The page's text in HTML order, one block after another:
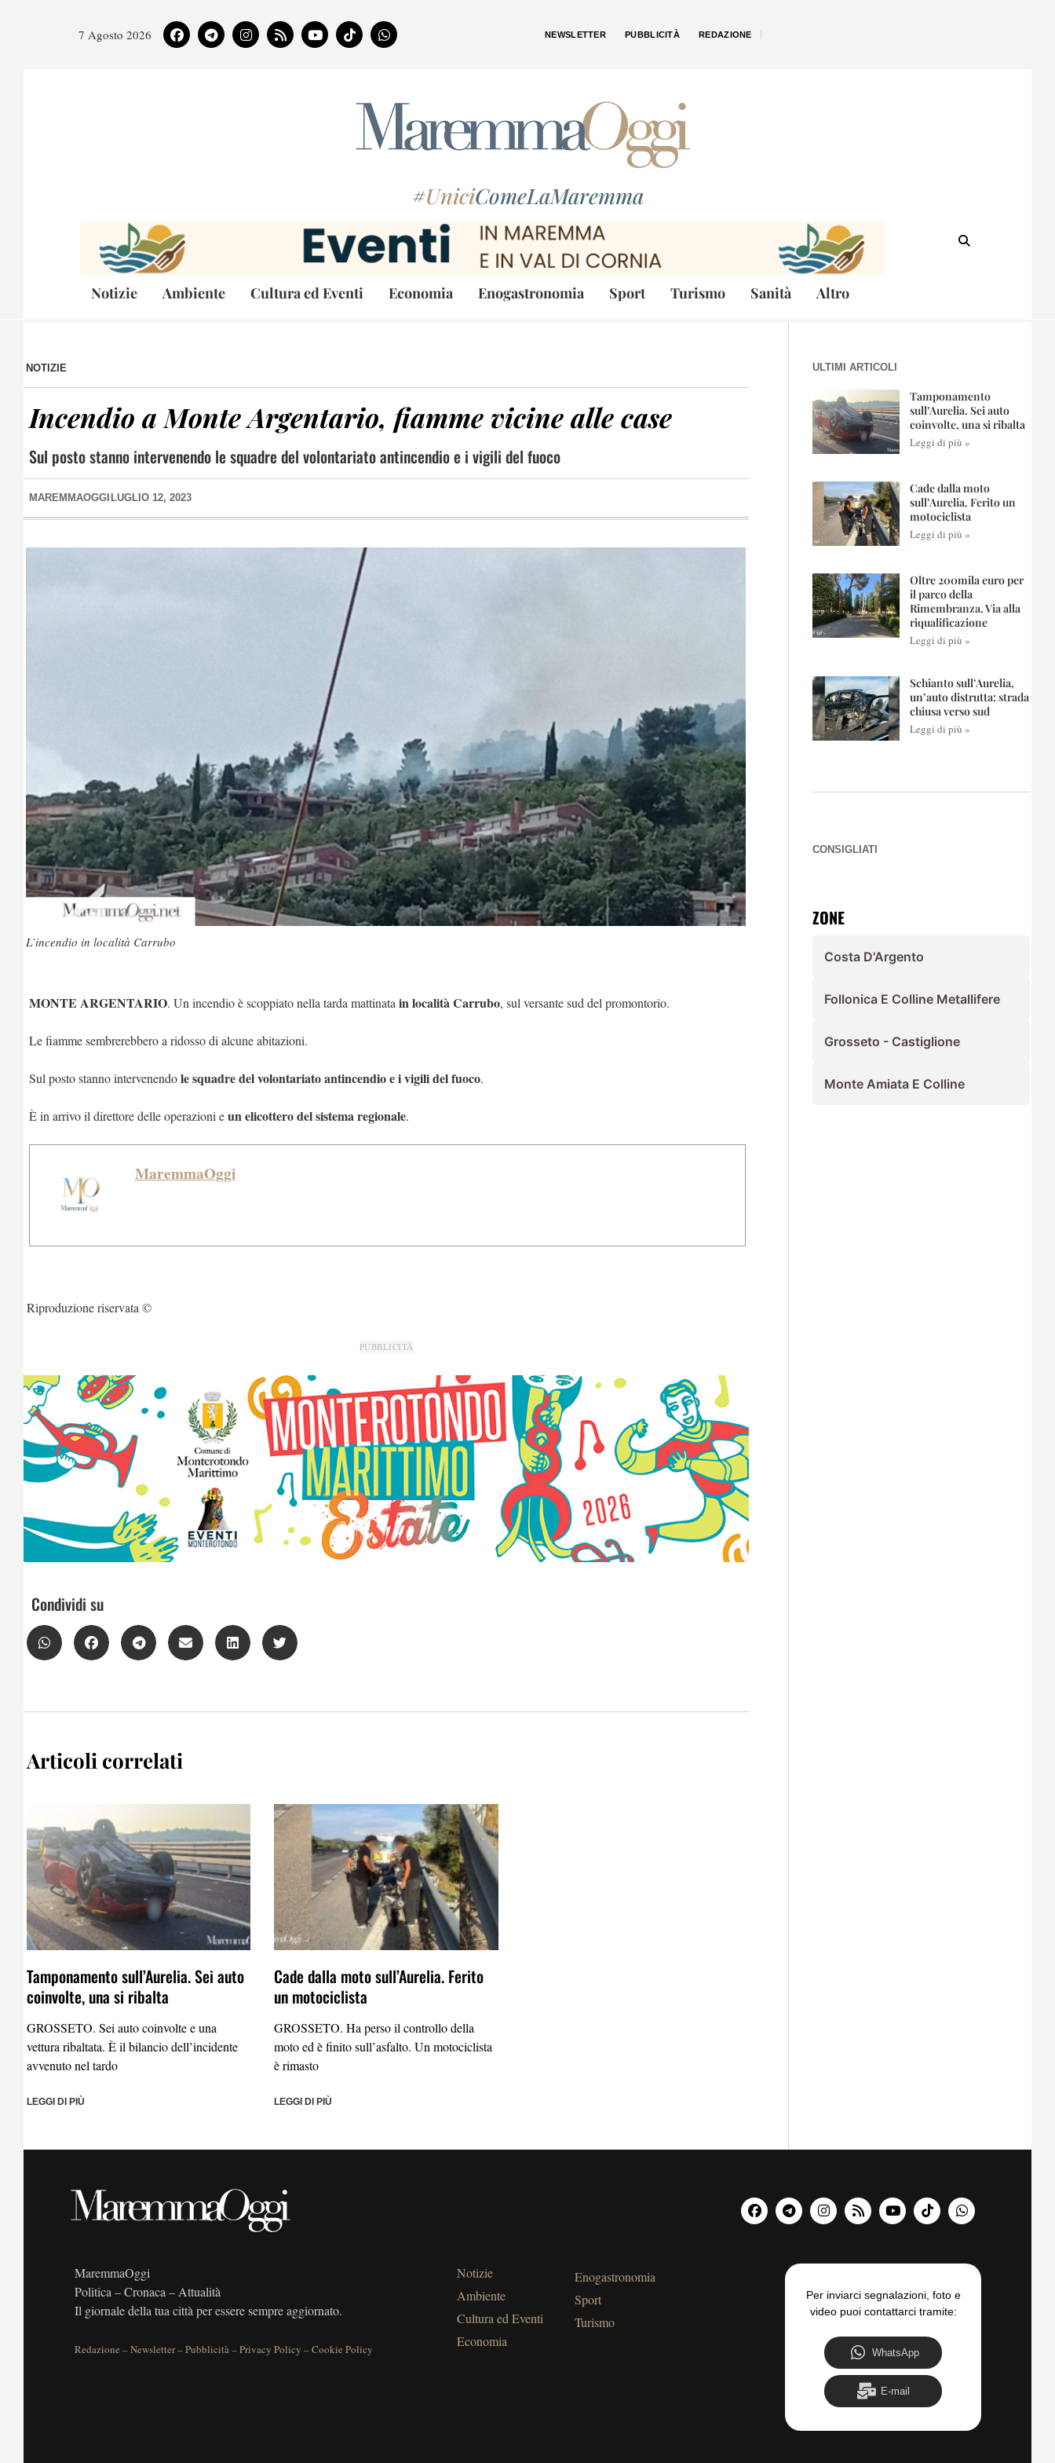
7 Agosto 2026 NEWSLETTER PUBBLICITÀ REDAZIONE
#UniciComeLaMaremma
Notizie Ambiente Cultura ed Eventi Economia Enogastronomia Sport Turismo Sanità Altro
NOTIZIE
Incendio a Monte Argentario, fiamme vicine alle case
Sul posto stanno intervenendo le squadre del volontariato antincendio e i vigili del fuoco
MAREMMAOGGI LUGLIO 12, 2023
L’incendio in località Carrubo
MONTE ARGENTARIO. Un incendio è scoppiato nella tarda mattinata in località Carrubo, sul versante sud del promontorio.
Le fiamme sembrerebbero a ridosso di alcune abitazioni.
Sul posto stanno intervenendole squadre del volontariato antincendio e i vigili del fuoco.
È in arrivo il direttore delle operazioni eun elicottero del sistema regionale.
MaremmaOggi
Riproduzione riservata ©
PUBBLICITÀ
Condividi su
Articoli correlati
Tamponamento sull’Aurelia. Sei auto
coinvolte, una si ribalta
GROSSETO. Sei auto coinvolte e una
vettura ribaltata. È il bilancio dell’incidente
avvenuto nel tardo
LEGGI DI PIÙ
Cade dalla moto sull’Aurelia. Ferito
un motociclista
GROSSETO. Ha perso il controllo della
moto ed è finito sull’asfalto. Un motociclista
è rimasto
LEGGI DI PIÙ
ULTIMI ARTICOLI
Tamponamento
sull’Aurelia. Sei auto
coinvolte, una si ribalta
Leggi di più »
Cade dalla moto
sull’Aurelia. Ferito un
motociclista
Leggi di più »
Oltre 200mila euro per
il parco della
Rimembranza. Via alla
riqualificazione
Leggi di più »
Schianto sull’Aurelia,
un’auto distrutta: strada
chiusa verso sud
Leggi di più »
CONSIGLIATI
ZONE
Costa D'Argento
Follonica E Colline Metallifere
Grosseto - Castiglione
Monte Amiata E Colline
MaremmaOggi
Politica – Cronaca – Attualità
Il giornale della tua città per essere sempre aggiornato.
Redazione –Newsletter–Pubblicità–Privacy Policy –Cookie Policy
Notizie
Ambiente
Cultura ed Eventi
Economia
Enogastronomia
Sport
Turismo
Per inviarci segnalazioni, foto e
video puoi contattarci tramite:
WhatsApp
E-mail